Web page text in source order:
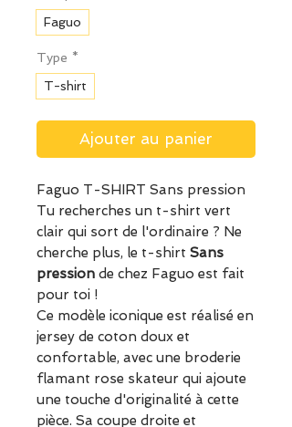
Faguo
Type *
T-shirt
Ajouter au panier
Faguo T-SHIRT Sans pression
Tu recherches un t-shirt vert
clair qui sort de l'ordinaire ? Ne
cherche plus, le t-shirt Sans
pression de chez Faguo est fait
pour toi !
Ce modèle iconique est réalisé en
jersey de coton doux et
confortable, avec une broderie
flamant rose skateur qui ajoute
une touche d'originalité à cette
pièce. Sa coupe droite et